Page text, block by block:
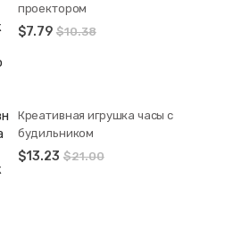
проектором
$7.79 $10.38
Креативная игрушка часы c
будильником
$13.23 $21.00